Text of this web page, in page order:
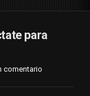
para
comentario